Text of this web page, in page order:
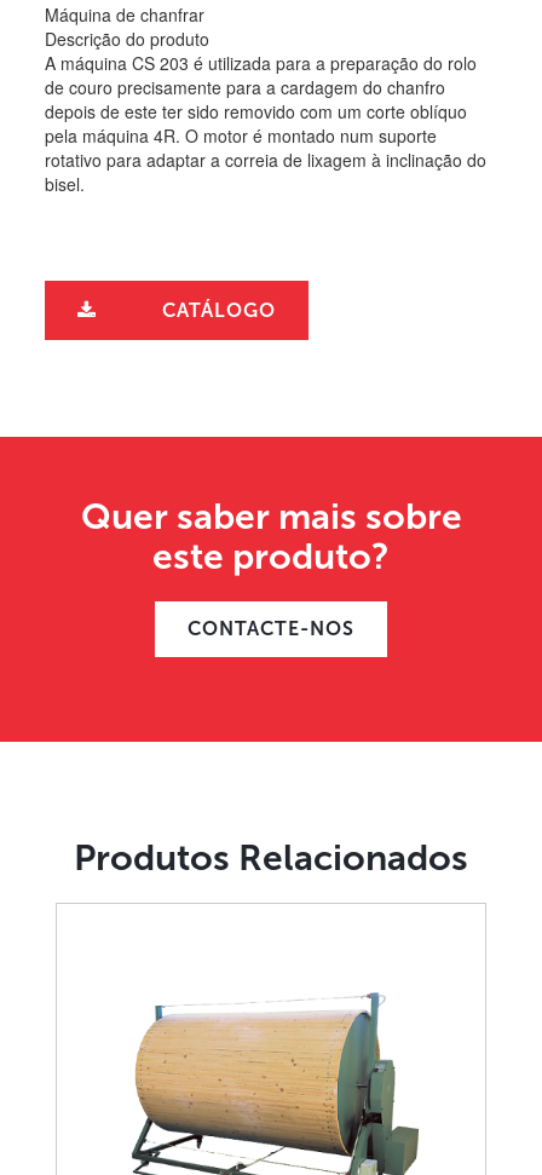
Máquina de chanfrar
Descrição do produto
A máquina CS 203 é utilizada para a preparação do rolo
de couro precisamente para a cardagem do chanfro
depois de este ter sido removido com um corte oblíquo
pela máquina 4R. O motor é montado num suporte
rotativo para adaptar a correia de lixagem à inclinação do
bisel.
CATÁLOGO
Quer saber mais sobre
este produto?
CONTACTE-NOS
Produtos Relacionados